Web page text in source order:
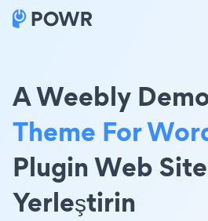
A Weebly
Theme For
Plugin Web
Yerleştirin